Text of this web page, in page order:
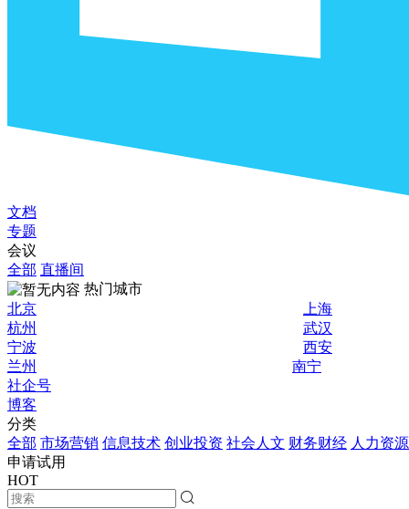
文档
专题
会议
全部 直播间
热门城市
北京
上海
杭州
武汉
宁波
西安
兰州
南宁
社企号
博客
分类
全部 市场营销 信息技术 创业投资 社会人文 财务财经 人力资源
申请试用
HOT